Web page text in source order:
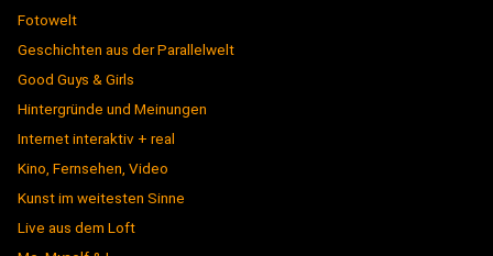
Fotowelt
Geschichten aus der Parallelwelt
Good Guys & Girls
Hintergründe und Meinungen
Internet interaktiv + real
Kino, Fernsehen, Video
Kunst im weitesten Sinne
Live aus dem Loft